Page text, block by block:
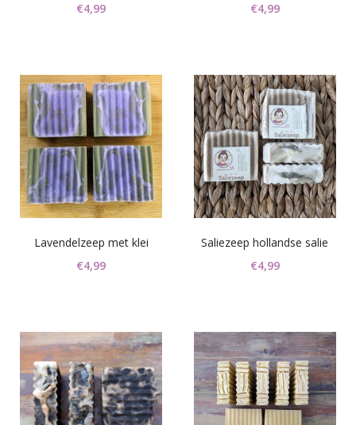
€4,99
€4,99
Lavendelzeep met klei
€4,99
Saliezeep hollandse salie
€4,99